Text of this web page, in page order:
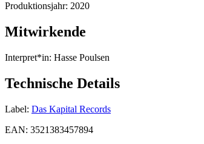
Produktionsjahr: 2020
Mitwirkende
Interpret*in: Hasse Poulsen
Technische Details
Label: Das Kapital Records
EAN: 3521383457894